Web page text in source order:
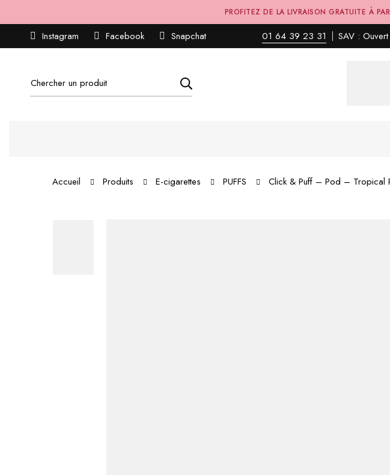
PROFITEZ DE LA LIVRAISON GRATUITE À
Instagram Facebook Snapchat 01 64 39 23 31 SAV :
Accueil Produits E-cigarettes PUFFS Click & Puff – Pod – Tropical